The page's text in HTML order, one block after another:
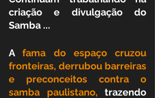
criação e divulgação do
Samba ...
A fama do espaço cruzou
fronteiras, derrubou barreiras
e preconceitos contra o
samba paulistano, trazendo